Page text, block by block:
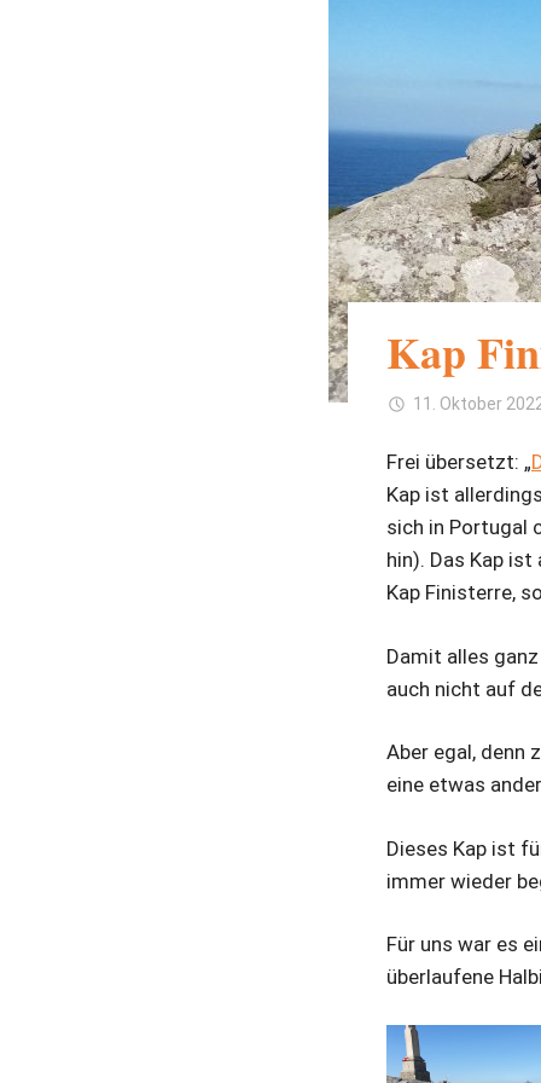
Kap
11. Oktober
Frei übersetzt: „
Kap ist
sich in Portugal
hin). Das Kap
Kap Finisterre,
Damit alles
auch nicht auf
Aber egal, denn
eine etwas
Dieses Kap ist
immer wieder
Für uns war es
überlaufene